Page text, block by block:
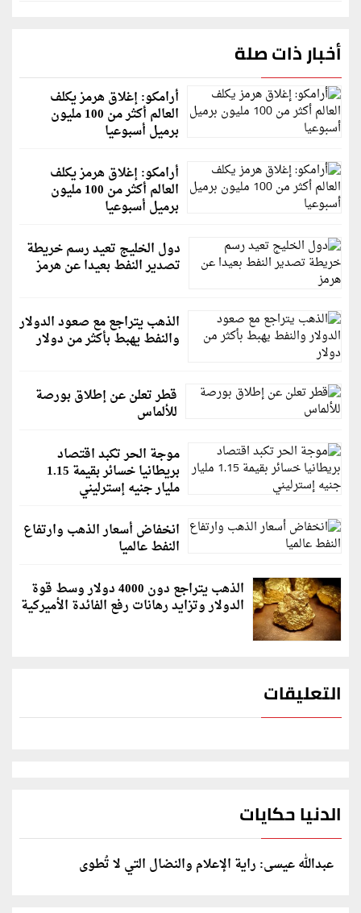
أخبار ذات صلة
أرامكو: إغلاق هرمز يكلف
العالم أكثر من 100 مليون
برميل أسبوعيا
أرامكو: إغلاق هرمز يكلف
العالم أكثر من 100 مليون
برميل أسبوعيا
دول الخليج تعيد رسم خريطة
تصدير النفط بعيدا عن هرمز
الذهب يتراجع مع صعود الدولار
والنفط يهبط بأكثر من دولار
قطر تعلن عن إطلاق بورصة
للألماس
موجة الحر تكبد اقتصاد
بريطانيا خسائر بقيمة 1.15
مليار جنيه إسترليني
انخفاض أسعار الذهب وارتفاع
النفط عالميا
الذهب يتراجع دون 4000 دولار وسط قوة
الدولار وتزايد رهانات رفع الفائدة الأميركية
التعليقات
الدنيا حكايات
عبدالله عيسى: راية الإعلام والنضال التي لا تُطوى